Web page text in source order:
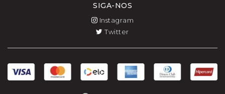
SIGA-NOS
Instagram
Twitter